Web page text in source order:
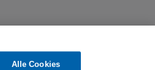
Alle Cookies